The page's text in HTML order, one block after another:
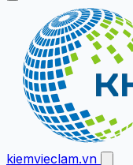
kiemvieclam.vn